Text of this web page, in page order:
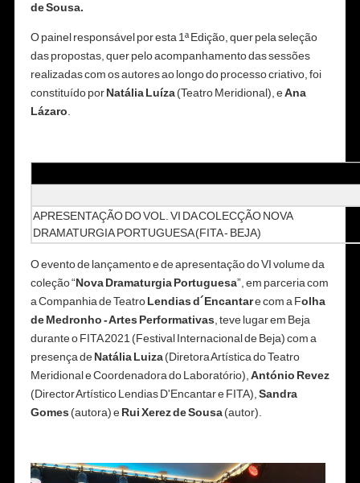
de Sousa.
O painel responsável por esta 1ª Edição, quer pela seleção
das propostas, quer pelo acompanhamento das sessões
realizadas com os autores ao longo do processo criativo, foi
constituído porNatália Luíza(Teatro Meridional), eAna
Lázaro
APRESENTAÇÃO DO VOL. VI DA COLECÇÃO NOVA
DRAMATURGIA PORTUGUESA (FITA - BEJA)
O evento de lançamento e de apresentação do VI volume da
coleção“Nova Dramaturgia Portuguesa”, em parceria com
a Companhia de TeatroLendias d´Encantare com a Folha
de Medronho - Artes Performativas , teve lugar em Beja
durante o FITA 2021 (Festival Internacional de Beja) com a
presença deNatália Luiza(Diretora Artística do Teatro
Meridional e Coordenadora do Laboratório), António Revez
(Director Artístico Lendias D'Encantar e FITA), Sandra
Gomes (autora) eRui Xerez de Sousa(autor).